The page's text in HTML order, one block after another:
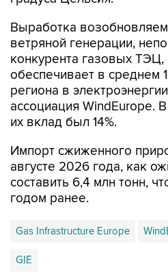
Выработка
ветряной генерации,
конкурента газовых ТЭЦ,
обеспечивает в среднем
региона в
ассоциация WindEurope.
их вклад был 14%.
Импорт сжиженного
августе 2026 года, как
составить 6,4 млн тонн,
годом ранее.
Gas Infrastructure Europe
GIE